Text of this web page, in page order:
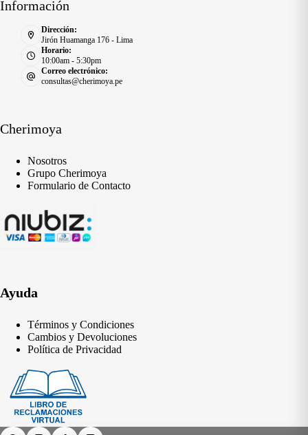
Información
Dirección:
Jirón Huamanga 176 - Lima
Horario:
10:00am - 5:30pm
Correo electrónico:
consultas@cherimoya.pe
Cherimoya
Nosotros
Grupo Cherimoya
Formulario de Contacto
Ayuda
Términos y Condiciones
Cambios y Devoluciones
Política de Privacidad